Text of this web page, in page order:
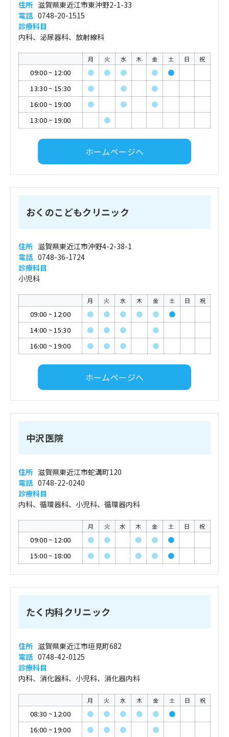
住所 滋賀県東近江市東沖野2-1-33
電話 0748-20-1515
診療科目
内科、泌尿器科、放射線科
月 火 水 木 金 土 日 祝
09:00~ 12:00 ● ● ● ●
●
13:30~ 15:30 ● ●
●
16:00~ 19:00 ● ●
●
13:00~ 19:00 ●
ホームページへ
おくのこどもクリニック
住所 滋賀県東近江市沖野4-2-38-1
電話 0748-36-1724
診療科目
小児科
月 火 水 木 金 土 日 祝
09:00 ~12:00 ● ● ● ● ●
●
14:00 ~15:30 ● ● ●
●
16:00 ~19:00 ● ● ● ●
ホームページへ
中沢医院
住所 滋賀県東近江市蛇溝町120
電話 0748-22-0240
診療科目
内科、循環器科、小児科、循環器内科
月 火 水 木 金 土 日 祝
09:00~ 12:00 ● ● ● ●
●
15:00~ 18:00 ● ● ● ● ●
たく内科クリニック
住所 滋賀県東近江市垣見町682
電話 0748-42-0125
診療科目
内科、消化器科、小児科、消化器内科
月 火 水 木 金 土 日 祝
08:30 ~12:00 ● ● ● ● ●
●
16:00 ~19:00 ● ● ● ●